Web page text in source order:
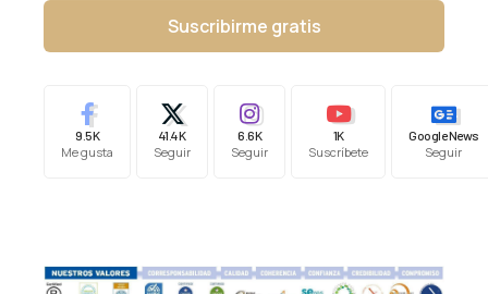
Suscribirme gratis
9.5K
Me gusta
41.4K
Seguir
6.6K
Seguir
1K
Suscríbete
Google News
Seguir